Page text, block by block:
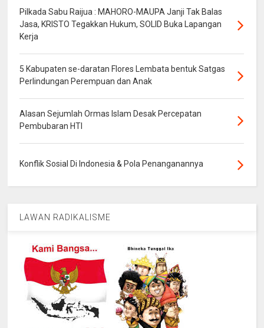
Pilkada Sabu Raijua : MAHORO-MAUPA Janji Tak Balas
Jasa, KRISTO Tegakkan Hukum, SOLID Buka Lapangan
Kerja
5 Kabupaten se-daratan Flores Lembata bentuk Satgas
Perlindungan Perempuan dan Anak
Alasan Sejumlah Ormas Islam Desak Percepatan
Pembubaran HTI
Konflik Sosial Di Indonesia & Pola Penanganannya
LAWAN RADIKALISME